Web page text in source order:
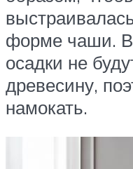
форме чаши. В
осадки не
древесину,
намокать.